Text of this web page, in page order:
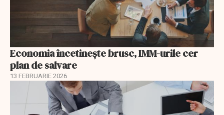
Economia încetinește brusc, IMM-urile cer
plan de salvare
13 FEBRUARIE 2026